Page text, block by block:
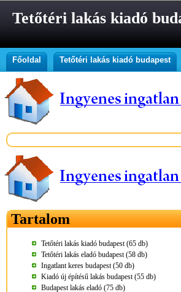
Tetőtéri lakás kiadó
Főoldal Tetőtéri lakás kiadó budapest
Tartalom
Tetőtéri lakás kiadó budapest (65 db)
Tetőtéri lakás eladó budapest (58 db)
Ingatlant keres budapest (50 db)
Kiadó új építésű lakás budapest (55 db)
Budapest lakás eladó (75 db)